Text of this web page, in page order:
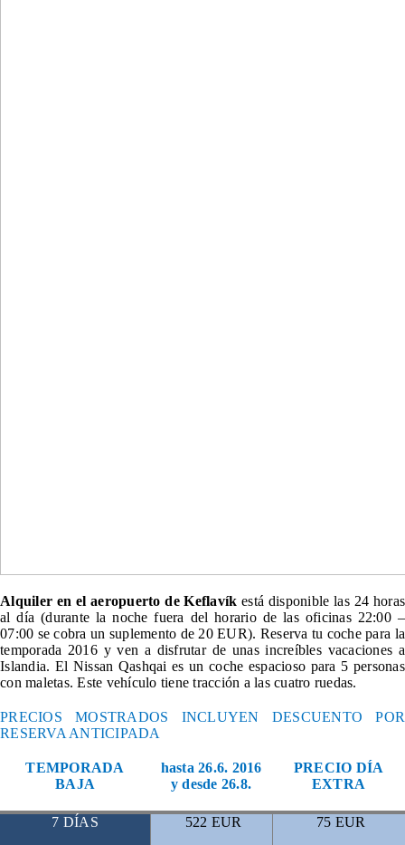
Alquiler en el aeropuerto de Keflavíkestá disponible las 24 horas
al día (durante la noche fuera del horario de las oficinas 22:00 –
07:00 se cobra un suplemento de 20 EUR). Reserva tu coche para la
temporada 2016 y ven a disfrutar de unas increíbles vacaciones a
Islandia. El Nissan Qashqai es un coche espacioso para 5 personas
con maletas. Este vehículo tiene tracción a las cuatro ruedas.
PRECIOS MOSTRADOS INCLUYEN DESCUENTO POR
RESERVA ANTICIPADA
TEMPORADA
BAJA
hasta 26.6. 2016
y desde 26.8.
PRECIO DÍA
EXTRA
7 DÍAS 522 EUR 75 EUR